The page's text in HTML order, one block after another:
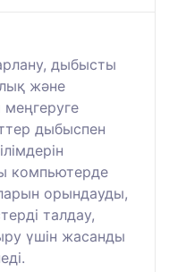
дыбысты
және
дыбыспен
компьютерде
орындауды,
талдау,
үшін жасанды